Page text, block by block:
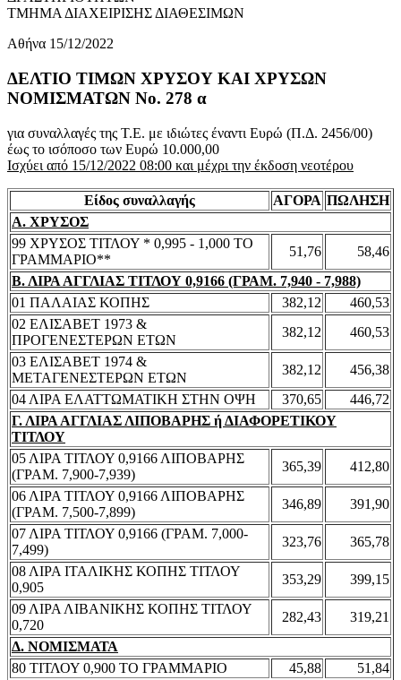
ΤΜΗΜΑ ΔΙΑΧΕΙΡΙΣΗΣ ΔΙΑΘΕΣΙΜΩΝ
Αθήνα 15/12/2022
ΔΕΛΤΙΟ ΤΙΜΩΝ ΧΡΥΣΟΥ ΚΑΙ ΧΡΥΣΩΝ
ΝΟΜΙΣΜΑΤΩΝ No. 278 α
για συναλλαγές της Τ.Ε. με ιδιώτες έναντι Ευρώ (Π.Δ. 2456/00)
έως το ισόποσο των Ευρώ 10.000,00
Ισχύει από 15/12/2022 08:00 και μέχρι την έκδοση νεοτέρου
Είδος συναλλαγής ΑΓΟΡΑ ΠΩΛΗΣΗ
Α. ΧΡΥΣΟΣ
99 ΧΡΥΣΟΣ ΤΙΤΛΟΥ * 0,995 - 1,000 ΤΟ
ΓΡΑΜΜΑΡΙΟ**
51,76
58,46
Β. ΛΙΡΑ ΑΓΓΛΙΑΣ ΤΙΤΛΟΥ 0,9166 (ΓΡΑΜ. 7,940 - 7,988)
01 ΠΑΛΑΙΑΣ ΚΟΠΗΣ
382,12
460,53
02 ΕΛΙΣΑΒΕΤ 1973 &
ΠΡΟΓΕΝΕΣΤΕΡΩΝ ΕΤΩΝ
382,12
460,53
03 ΕΛΙΣΑΒΕΤ 1974 &
ΜΕΤΑΓΕΝΕΣΤΕΡΩΝ ΕΤΩΝ
382,12
456,38
04 ΛΙΡΑ ΕΛΑΤΤΩΜΑΤΙΚΗ ΣΤΗΝ ΟΨΗ
370,65
446,72
Γ. ΛΙΡΑ ΑΓΓΛΙΑΣ ΛΙΠΟΒΑΡΗΣ ή ΔΙΑΦΟΡΕΤΙΚΟΥ
ΤΙΤΛΟΥ
05 ΛΙΡΑ ΤΙΤΛΟΥ 0,9166 ΛΙΠΟΒΑΡΗΣ
(ΓΡΑΜ. 7,900-7,939)
365,39
412,80
06 ΛΙΡΑ ΤΙΤΛΟΥ 0,9166 ΛΙΠΟΒΑΡΗΣ
(ΓΡΑΜ. 7,500-7,899)
346,89
391,90
07 ΛΙΡΑ ΤΙΤΛΟΥ 0,9166 (ΓΡΑΜ. 7,000-
7,499)
323,76
365,78
08 ΛΙΡΑ ΙΤΑΛΙΚΗΣ ΚΟΠΗΣ ΤΙΤΛΟΥ
0,905
353,29
399,15
09 ΛΙΡΑ ΛΙΒΑΝΙΚΗΣ ΚΟΠΗΣ ΤΙΤΛΟΥ
0,720
282,43
319,21
Δ. ΝΟΜΙΣΜΑΤΑ
80 ΤΙΤΛΟΥ 0,900 ΤΟ ΓΡΑΜΜΑΡΙΟ
45,88
51,84